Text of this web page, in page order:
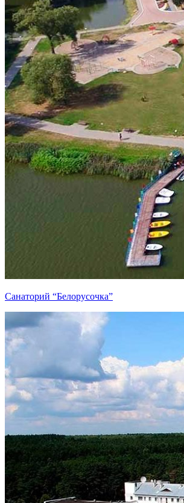
Санаторий “Белорусочка”